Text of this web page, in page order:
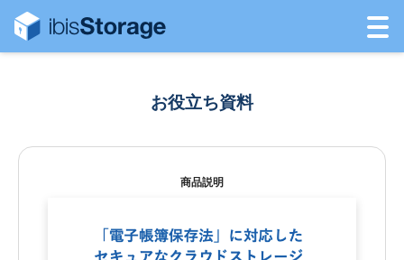
お役立ち資料
商品説明